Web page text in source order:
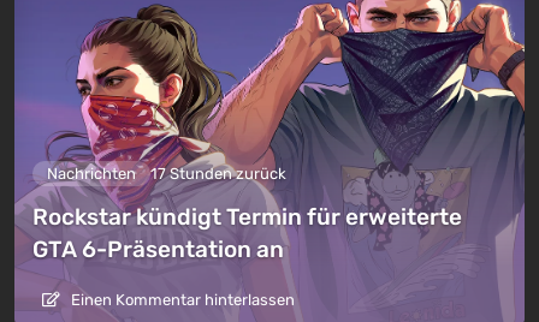
Nachrichten 17 Stunden zurück
Rockstar kündigt Termin für erweiterte
GTA 6-Präsentation an
Einen Kommentar hinterlassen